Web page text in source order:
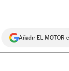
Añadir EL MOTOR